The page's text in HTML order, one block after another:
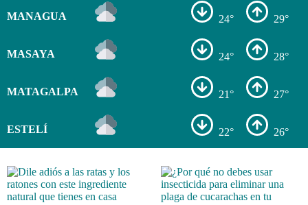
MANAGUA 24° 29°
MASAYA 24° 28°
MATAGALPA 21° 27°
ESTELÍ 22° 26°